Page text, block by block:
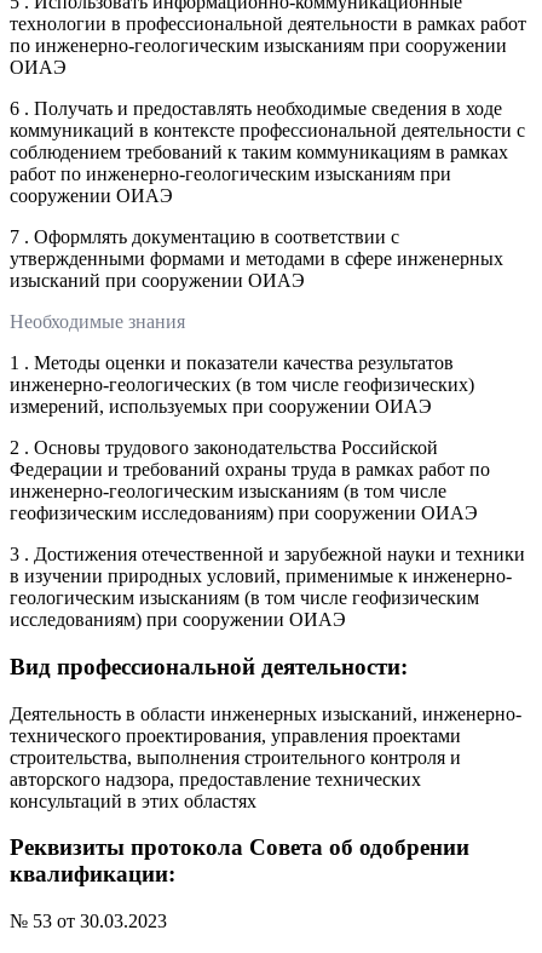
технологии в профессиональной деятельности в рамках работ
по инженерно-геологическим изысканиям при сооружении
ОИАЭ
6 . Получать и предоставлять необходимые сведения в ходе
коммуникаций в контексте профессиональной деятельности с
соблюдением требований к таким коммуникациям в рамках
работ по инженерно-геологическим изысканиям при
сооружении ОИАЭ
7 . Оформлять документацию в соответствии с
утвержденными формами и методами в сфере инженерных
изысканий при сооружении ОИАЭ
Необходимые знания
1 . Методы оценки и показатели качества результатов
инженерно-геологических (в том числе геофизических)
измерений, используемых при сооружении ОИАЭ
2 . Основы трудового законодательства Российской
Федерации и требований охраны труда в рамках работ по
инженерно-геологическим изысканиям (в том числе
геофизическим исследованиям) при сооружении ОИАЭ
3 . Достижения отечественной и зарубежной науки и техники
в изучении природных условий, применимые к инженерно-
геологическим изысканиям (в том числе геофизическим
исследованиям) при сооружении ОИАЭ
Вид профессиональной деятельности:
Деятельность в области инженерных изысканий, инженерно-
технического проектирования, управления проектами
строительства, выполнения строительного контроля и
авторского надзора, предоставление технических
консультаций в этих областях
Реквизиты протокола Совета об одобрении
квалификации:
№ 53 от 30.03.2023